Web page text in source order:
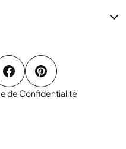
de Confidentialité